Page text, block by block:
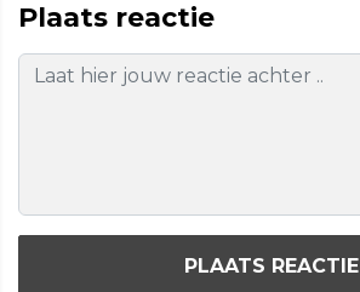
Plaats reactie
PLAATS REACTIE